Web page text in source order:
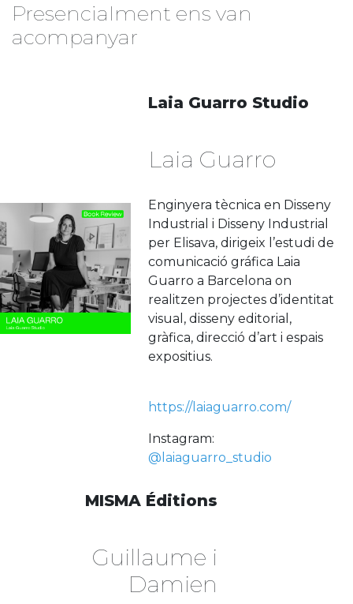
Presencialment ens van
acompanyar
Laia Guarro Studio
Laia Guarro
Enginyera tècnica en Disseny
Industrial i Disseny Industrial
per Elisava, dirigeix l’estudi de
comunicació gráfica Laia
Guarro a Barcelona on
realitzen projectes d’identitat
visual, disseny editorial,
gràfica, direcció d’art i espais
expositius.
https://laiaguarro.com/
Instagram:
@laiaguarro_studio
MISMA Éditions
Guillaume i
Damien